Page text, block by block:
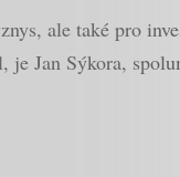
ale také pro
je Jan Sýkora,